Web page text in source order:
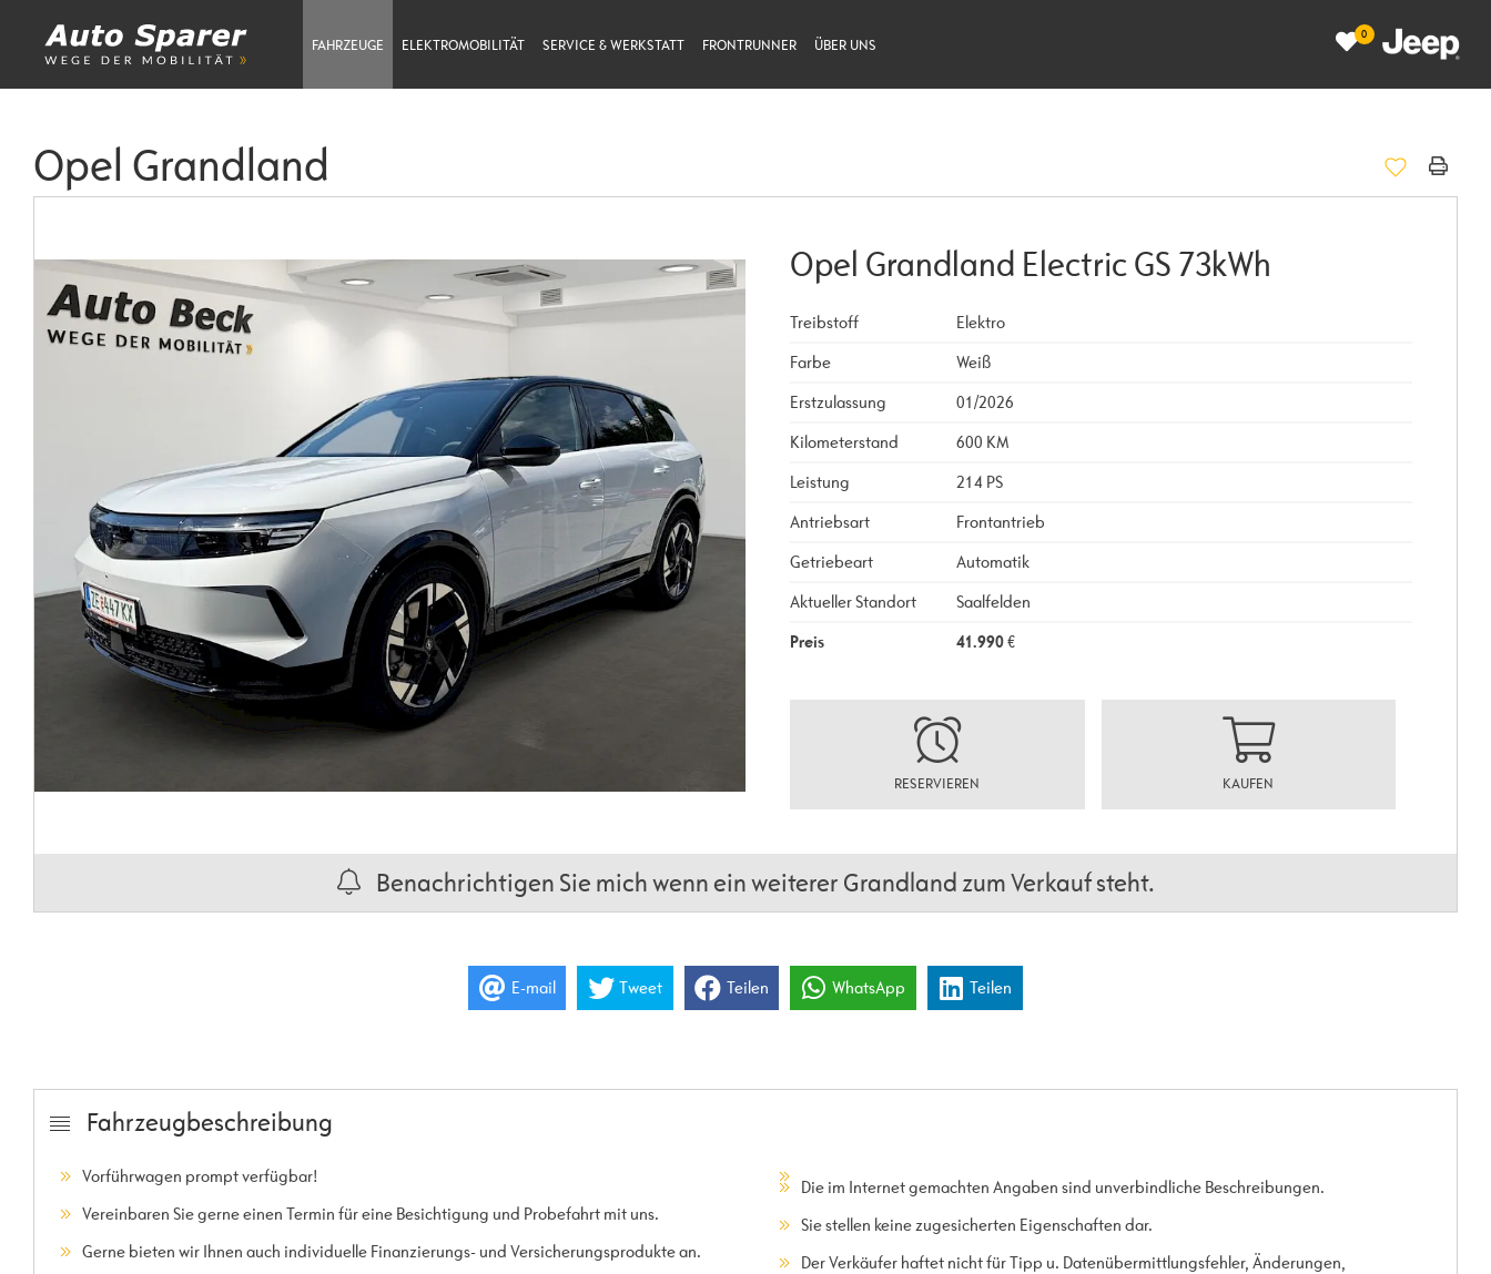
FAHRZEUGE ELEKTROMOBILITÄT SERVICE & WERKSTATT FRONTRUNNER ÜBER UNS
0
Opel Grandland
Opel Grandland Electric GS 73kWh
Treibstoff
Elektro
Farbe
Weiß
Erstzulassung
01/2026
Kilometerstand
600 KM
Leistung
214 PS
Antriebsart
Frontantrieb
Getriebeart
Automatik
Aktueller Standort
Saalfelden
Preis
41.990€
RESERVIEREN KAUFEN
Benachrichtigen Sie mich wenn ein weiterer Grandland zum Verkauf steht.
E-mail Tweet Teilen WhatsApp Teilen
Fahrzeugbeschreibung
Vorführwagen prompt verfügbar!
Vereinbaren Sie gerne einen Termin für eine Besichtigung und Probefahrt mit uns.
Gerne bieten wir Ihnen auch individuelle Finanzierungs- und Versicherungsprodukte an.
Die im Internet gemachten Angaben sind unverbindliche Beschreibungen.
Sie stellen keine zugesicherten Eigenschaften dar.
Der Verkäufer haftet nicht für Tipp u. Datenübermittlungsfehler, Änderungen,